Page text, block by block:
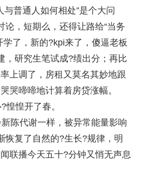
普通人如何相处”是个大问
论，短期么，还得让路给“当务
了，新的?kpi来了，傻逼老板
，研究生笔试成?绩出分；再比
上调了，房租又莫名其妙地跟
哭啼啼地计算着房贷涨幅。
惶开了春。
陈代谢一样，被异常能量影响
恢复了自然的?生长?规律，明
联播今天五十?分钟又悄无声息